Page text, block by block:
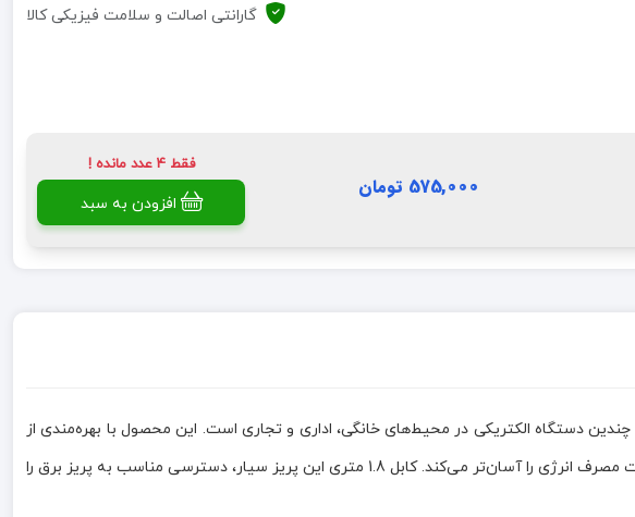
گارانتی اصالت و سلامت فیزیکی کالا
575,000 تومان
فقط 4 عدد مانده !
افزودن به سبد
برای تأمین برق هم‌زمان چندین دستگاه الکتریکی در محیط‌های خانگی، اداری و تجاری است. این محصول با بهره‌مندی از
چهار خروجی برق، امکان اتصال هم‌زمان چند وسیله را فراهم کرده و به کمک کلید روشن و خاموش تعبیه‌شده روی بدنه، مدیریت مصرف انرژی را آسان‌تر می‌کند. کابل 1.8 متری این پریز سیار، دسترسی مناسب به پریز برق را